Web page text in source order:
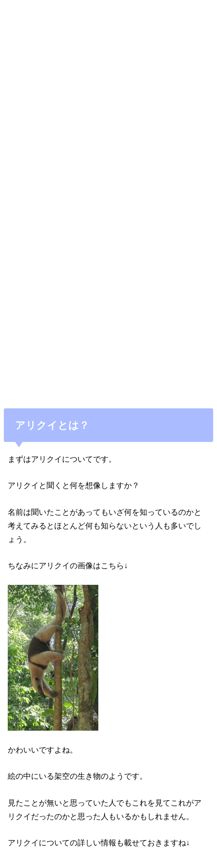
アリクイとは？
まずはアリクイについてです。
アリクイと聞くと何を想像しますか？
名前は聞いたことがあってもいざ何を知っているのかと
考えてみるとほとんど何も知らないという人も多いでし
ょう。
ちなみにアリクイの画像はこちら↓
かわいいですよね。
絵の中にいる架空の生き物のようです。
見たことが無いと思っていた人でもこれを見てこれがア
リクイだったのかと思った人もいるかもしれません。
アリクイについての詳しい情報も載せておきますね↓